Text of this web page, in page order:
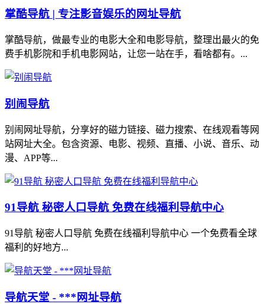
掌酷导航 | 专注影音娱乐的网址导航
掌酷导航，做最专业的电影大全和电影导航，整理出最火的免
费手机影院和手机电影网站，让您一站在手，看啥都有。...
别闹导航
别闹网址导航，分享好的磁力链接、磁力搜索、在线观看等网
站网址大全。包含资源、电影、视频、直播、小说、音乐、动
漫、APP等...
91导航 秘密人口导航 免费在线福利导航中心
91导航 秘密人口导航 免费在线福利导航中心 一个免费看全球
福利的好地方...
导航天堂 - ***网址导航